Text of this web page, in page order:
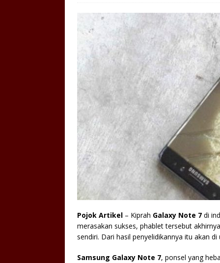
Pojok Artikel – Kiprah Galaxy Note 7 di
merasakan sukses, phablet tersebut
sendiri. Dari hasil penyelidikannya itu akan
Samsung Galaxy Note 7, ponsel yang